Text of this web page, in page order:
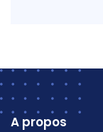
A propos